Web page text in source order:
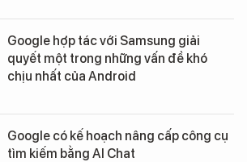
Google hợp tác với Samsung giải
quyết một trong những vấn đề khó
chịu nhất của Android
Google có kế hoạch nâng cấp công cụ
tìm kiếm bằng AI Chat